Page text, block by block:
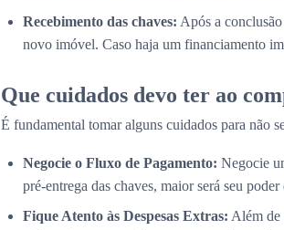
Recebimento das chaves: Após a
novo imóvel. Caso haja um financiamento
Que cuidados devo ter ao
É fundamental tomar alguns cuidados para não
Negocie o Fluxo de Pagamento: Negocie
pré-entrega das chaves, maior será seu
Fique Atento às Despesas Extras: Além de